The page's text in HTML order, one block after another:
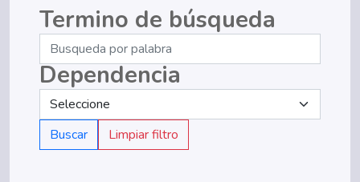
Termino de búsqueda
Dependencia
Buscar Limpiar filtro